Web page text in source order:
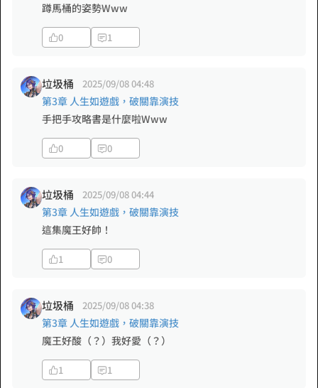
蹲馬桶的姿勢Www
0 1
垃圾桶 2025/09/08 04:48
第3章 人生如遊戲，破關靠演技
手把手攻略書是什麼啦Www
0 0
垃圾桶 2025/09/08 04:44
第3章 人生如遊戲，破關靠演技
這集魔王好帥！
1 0
垃圾桶 2025/09/08 04:38
第3章 人生如遊戲，破關靠演技
魔王好酸（？）我好愛（？）
1 1